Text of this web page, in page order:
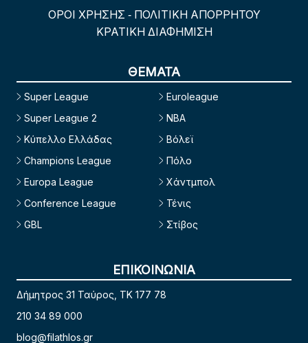
ΟΡΟΙ ΧΡΗΣΗΣ - ΠΟΛΙΤΙΚΗ ΑΠΟΡΡΗΤΟΥ
ΚΡΑΤΙΚΗ ΔΙΑΦΗΜΙΣΗ
ΘΕΜΑΤΑ
Super League
Super League 2
Κύπελλο Ελλάδας
Champions League
Europa League
Conference League
GBL
Euroleague
NBA
Βόλεϊ
Πόλο
Χάντμπολ
Τένις
Στίβος
ΕΠΙΚΟΙΝΩΝΙΑ
Δήμητρος 31 Ταύρος, TK 177 78
210 34 89 000
blog@filathlos.gr